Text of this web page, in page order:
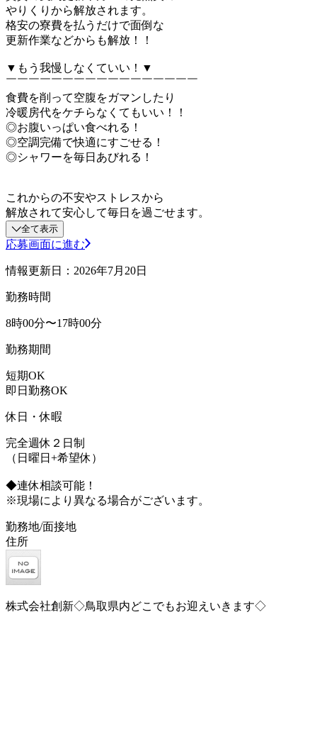
やりくりから解放されます。
格安の寮費を払うだけで面倒な
更新作業などからも解放！！
▼もう我慢しなくていい！▼
￣￣￣￣￣￣￣￣￣￣￣￣￣￣￣￣￣
食費を削って空腹をガマンしたり
冷暖房代をケチらなくてもいい！！
◎お腹いっぱい食べれる！
◎空調完備で快適にすごせる！
◎シャワーを毎日あびれる！
これからの不安やストレスから
解放されて安心して毎日を過ごせます。
全て表示
応募画面に進む
情報更新日：2026年7月20日
勤務時間
8時00分〜17時00分
勤務期間
短期OK
即日勤務OK
休日・休暇
完全週休２日制
（日曜日+希望休）
◆連休相談可能！
※現場により異なる場合がございます。
勤務地/面接地
住所
株式会社創新◇鳥取県内どこでもお迎えいきます◇